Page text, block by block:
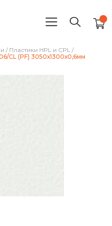
/ Пластики HPL и CPL /
CL (PF) 3050х1300х0,6мм